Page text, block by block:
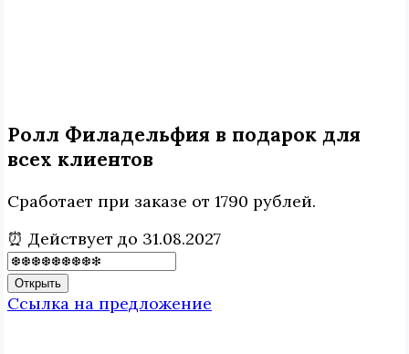
Ролл Филадельфия в подарок для
всех клиентов
Сработает при заказе от 1790 рублей.
⏰ Действует до 31.08.2027
Открыть
Ссылка на предложение